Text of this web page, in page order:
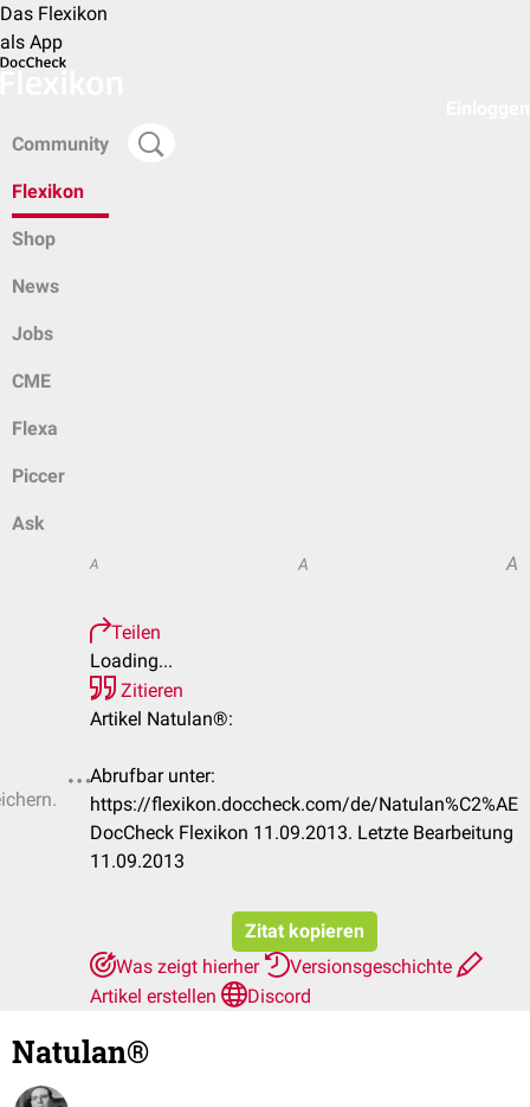
Das Flexikon
als App
Community
Flexikon
Shop
News
Jobs
CME
Flexa
Piccer
Ask
A A A
Teilen
Loading...
Zitieren
Artikel Natulan®:
Abrufbar unter:
https://flexikon.doccheck.com/de/Natulan%C2%AE
DocCheck Flexikon 11.09.2013. Letzte Bearbeitung
11.09.2013
Zitat kopieren
Was zeigt hierher
Versionsgeschichte
Artikel erstellen
Discord
Natulan®